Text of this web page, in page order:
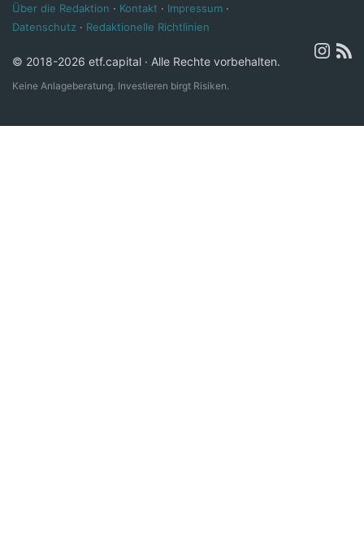
Über die Redaktion · Kontakt · Impressum ·
Datenschutz · Redaktionelle Richtlinien
© 2018-2026 etf.capital · Alle Rechte vorbehalten.
Keine Anlageberatung. Investieren birgt Risiken.